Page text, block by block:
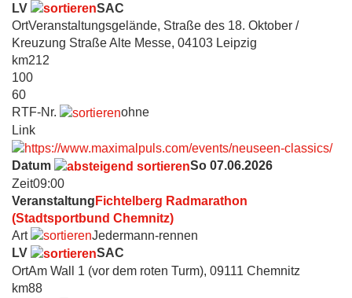
LV
SAC
OrtVeranstaltungsgelände, Straße des 18. Oktober /
Kreuzung Straße Alte Messe, 04103 Leipzig
km212
100
60
RTF-Nr.
ohne
Link
Datum
So 07.06.2026
Zeit09:00
Veranstaltung Fichtelberg Radmarathon
(Stadtsportbund Chemnitz)
Art
Jedermann-rennen
LV
SAC
OrtAm Wall 1 (vor dem roten Turm), 09111 Chemnitz
km88